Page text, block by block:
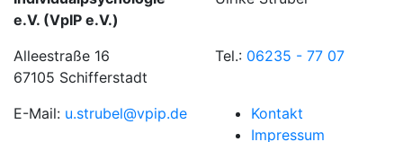
e.V. (VpIP e.V.)
Alleestraße 16
67105 Schifferstadt
Tel.: 06235 - 77 07
E-Mail: u.strubel@vpip.de
Kontakt
Impressum